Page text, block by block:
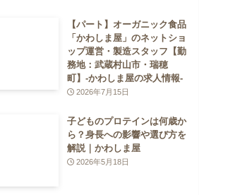
【パート】オーガニック食品
「かわしま屋」のネットショ
ップ運営・製造スタッフ【勤
務地：武蔵村山市・瑞穂
町】-かわしま屋の求人情報-
2026年7月15日
子どものプロテインは何歳か
ら？身長への影響や選び方を
解説｜かわしま屋
2026年5月18日